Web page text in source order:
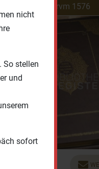
nicht
So stellen
und
sofort
Orbis Terrarvm 1576